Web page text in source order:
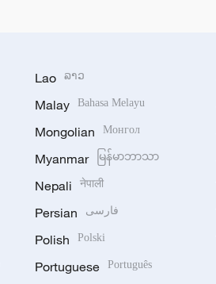
Lao ລາວ
Malay Bahasa Melayu
Mongolian Монгол
Myanmar မြန်မာဘာသာ
Nepali नेपाली
Persian فارسی
Polish Polski
Portuguese Português